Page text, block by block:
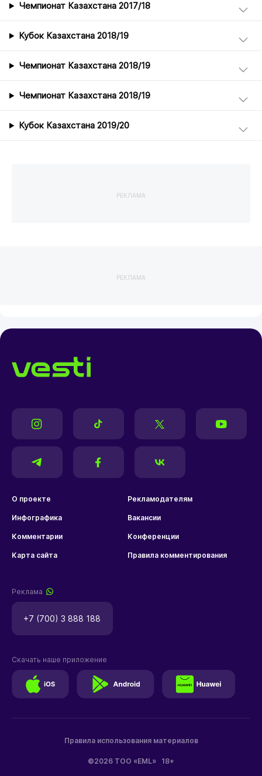
Чемпионат Казахстана 2017/18
Кубок Казахстана 2018/19
Чемпионат Казахстана 2018/19
Чемпионат Казахстана 2018/19
Кубок Казахстана 2019/20
РЕКЛАМА
РЕКЛАМА
О проекте Рекламодателям
Инфографика Вакансии
Комментарии Конференции
Карта сайта Правила комментирования
Реклама
+7 (700) 3 888 188
©2026 ТОО «EML» 18+
Правила использования материалов
Скачать наше приложение